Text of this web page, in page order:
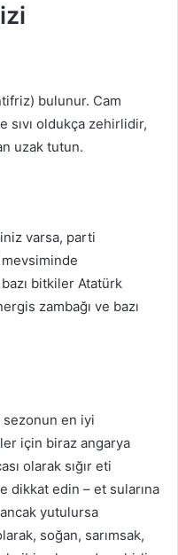
bulunur. Cam
sıvı oldukça zehirlidir,
uzak tutun.
varsa, parti
bitkiler Atatürk
zambağı ve bazı
en iyi
için biraz angarya
olarak sığır eti
dikkat edin – et sularına
yutulursa
soğan, sarımsak,